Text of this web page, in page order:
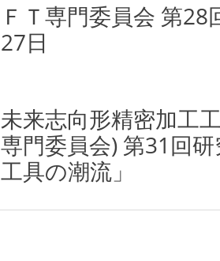
ＦＴ専門委員会 第
27日
未来志向形精密加工
専門委員会) 第31回
工具の潮流」